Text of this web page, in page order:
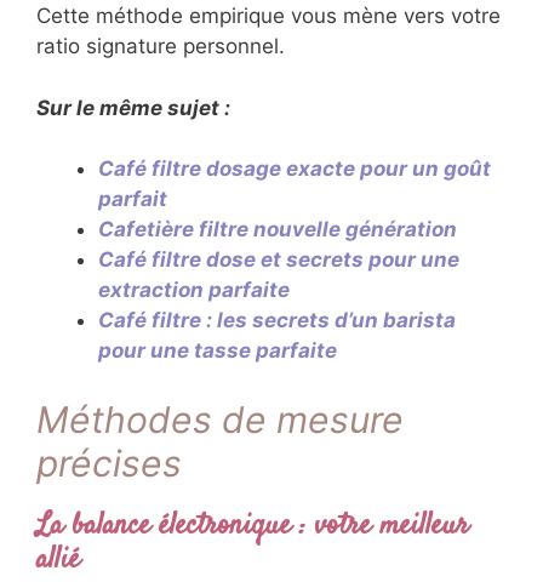
Cette méthode empirique vous mène vers votre
ratio signature personnel.
Sur le même sujet :
Café filtre dosage exacte pour un goût
parfait
Cafetière filtre nouvelle génération
Café filtre dose et secrets pour une
extraction parfaite
Café filtre : les secrets d’un barista
pour une tasse parfaite
Méthodes de mesure
précises
La balance électronique : votre meilleur
allié